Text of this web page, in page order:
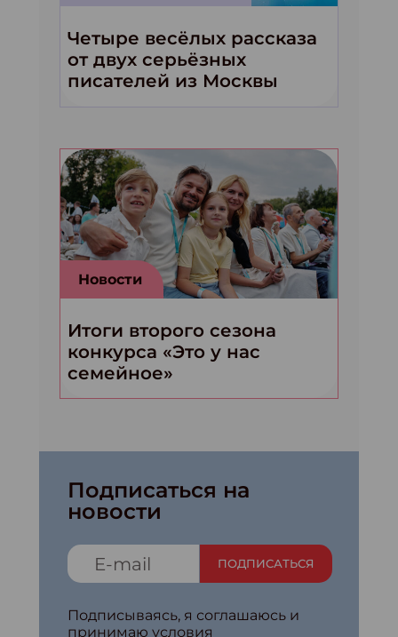
Четыре весёлых рассказа
от двух серьёзных
писателей из Москвы
Новости
Итоги второго сезона
конкурса «Это у нас
семейное»
Подписаться на
новости
ПОДПИСАТЬСЯ
Подписываясь, я соглашаюсь и
принимаю условия